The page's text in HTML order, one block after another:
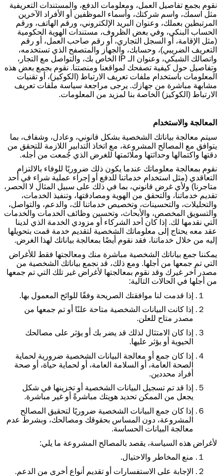
نقوم بجمع تفاصيل العمل، ومعلومات الدفع، والمستندات التعريفية
مثل اسمك، واسم شركتك، وأسماء الموظفين أو الأفراد الآخرين
المرتبطين بعملك، وعنوان البريد الإلكتروني، ورقم الهاتف، ورقم
الحساب البنكي، وفي بعض الظروف، مستندات الهوية الحكومية
(مثل الإقامة، أو السجل التجاري، أو رقم صاحب العمل، أو رقم
التعريف الضريبي)، وحسابك، والجهاز والمتصفح الذي تستخدمه،
واتصالك الشبكي، وعنوان الـ IP
الخاص بك، والتواصل مع التجار،
وتفاصيل حول كيفية تصفحك لمواقعنا ومنصتنا. نقوم بجمع بعض هذه
المعلومات باستخدام ملفات تعريف الارتباط (الكوكيز)، أو تقنيات
مشابهة مباشرة من جهازك. يرجى مراجعة سياسة ملفات تعريف
الارتباط (الكوكيز) الخاصة بنا لمزيد من المعلومات.
المعالجة والاستخدام
سيتم معالجة بياناتك الشخصية بشكل قانوني، وعادل، وشفاف، بما
يتوافق مع المصالح المشروعة، مع اتخاذ التدابير اللازمة للتحقق من
دقتها واكتمالها وحداثتها وملائمتها للغرض الذي جُمعت من أجله.
نقوم بمعالجة معلوماتك عندما يكون ذلك ضروريًا للوفاء بالالتزام
التعاقدي (مثل استخدام خدماتنا للدفع أو إجراء عملية شراء في أحد
متاجرنا) ولأي غرض قانوني، بما في ذلك على سبيل المثال لا الحصر،
تقديم خدماتنا، والتحقق من الهوية ومصادقتها، وتنفيذ الخدمات،
والتحليلات، والتحسينات، وتخصيص خدماتنا لك، والدعم، والتواصل،
والتسويق المخصص، والأبحاث، وتحسين وظائف الخدمات والخدمات
التي نقدمها لك. إذا كان أحد الشركاء أو مزودي الخدمة الذي لدينا
عقد معه يحتاج إلى معلوماتك الشخصية لتقديم خدمة قمت بتحويلها
إليه من خلال خدماتنا، فقد نقوم أيضًا بمعالجة بياناتك لهذا الغرض.
يمكننا جمع بياناتك الشخصية مباشرة منك ومعالجتها فقط للأغراض
التي تم جمعها من أجلها. ومع ذلك، قد نجمع بياناتك الشخصية من
مصدر آخر غيرك وقد نقوم بمعالجتها لأغراض غير تلك التي تم جمعها
من أجلها في الحالات التالية:
１.
إذا قدمت لنا موافقتك الصريحة وفقًا للوائح المعمول بها.
２.
إذا كانت البيانات الشخصية متاحة علنًا أو تم جمعها من
مصدر متاح للعلن.
３.
إذا كان الامتثال لذلك قد يضر بك أو يؤثر على مصالحك
الحيوية أو يؤثر عليها.
４.
إذا كان جمع أو معالجة البيانات الشخصية ضرورية لحماية
الصحة العامة، أو السلامة العامة، أو لحماية حياة، أو صحة
أفراد محددين.
５.
إذا قد تم تسجيل البيانات الشخصية أو تخزينها في شكل
يجعل من الممكن تحديد هويتك مباشرةً أو غير مباشرة.
６.
إذا كان جمع البيانات الشخصية ضروريًا لتحقيق المصالح
المشروعة، دون المساس بحقوقك ومصالحك، وبشرط عدم
معالجة البيانات الحساسة.
لأغراض هذه السياسة، يقصد بالمصالح المشروعة ما يلي:
１.
منع المخاطر والاحتيال.
２.
الإجابة على الاستفسارات أو تقديم أنواع أخرى من الدعم.